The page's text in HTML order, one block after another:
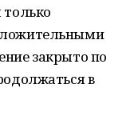
только
закрыто по
в